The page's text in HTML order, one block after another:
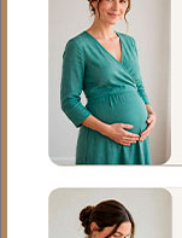
– Traseras
parte superior
quede bien
– Respaldo de
ventilación
– Microfibra
-Cremalleras